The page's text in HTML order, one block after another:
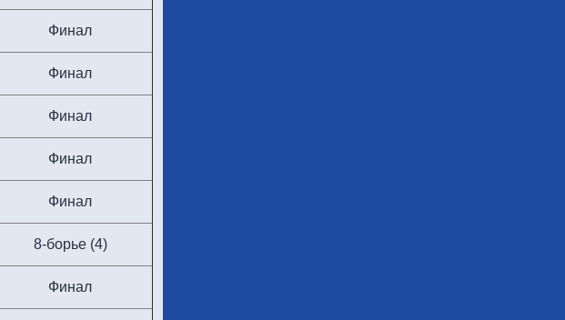
Финал
Финал
Финал
Финал
Финал
8-борье (4)
Финал